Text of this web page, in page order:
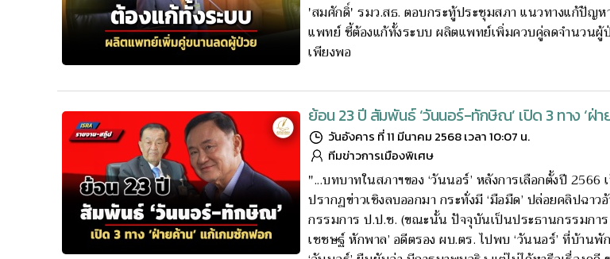
'สมศักดิ์' รมว.สธ. ตอบกระทู้ประชุมสภา แนวทางแก้ปัญห
แพทย์ ชี้ต้องแก้ทั้งระบบ ผลิตแพทย์เพิ่มควบคู่ลดจำนวนผู้
เพียงพอ
ย้อน 23 ปี สัมพันธ์ ‘วันนอร์-ทักษิณ’ เปิด 3 ทาง ‘ฝ่า
วันอังคาร ที่ 11 มีนาคม 2568 เวลา 10:07 น.
ทีมข่าวการเมืองพิเศษ
"...บทบาทในสภาฯของ ‘วันนอร์’ หลังการเลือกตั้งปี
ปรากฏข่าวเชิงลบออกมา กระทั่งมี ‘มือมืด’ ปล่อยคลิปฉาวอ้
กรรมการ ป.ป.ช. (ขณะนั้น ปัจจุบันเป็นประธานกรรมการ
เชชษฐ์ หักพาล’ อดีตรอง ผบ.ตร. ไปพบ ‘วันนอร์’ ที่บ้านพั